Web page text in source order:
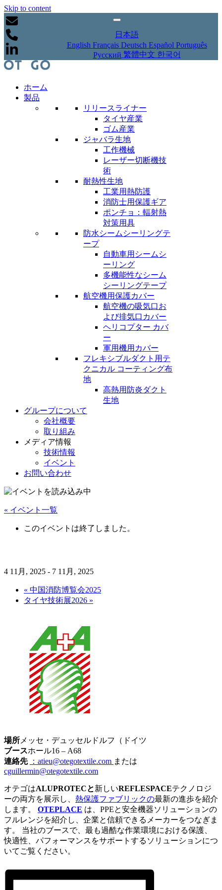
Skip to content
日本語
English Français Deutsch Español Português
Русский 繁體中文 한국어
ホーム
製品
リリースライナー
タイヤ産業
ゴム産業
ジャバラ生地
工作機械
レーザー切断機技
術
耐熱性生地
工業用熱防護
消防士用保護ギア
ポンチョ：輻射熱
対策用具
防水シームシーリングテ
ープ
自動車用シームシ
ーリング
多機能性なシーム
シーリングテープ
航空機用保護カバー
航空機の吸気口お
よび排気口カバー
ヘリコプター カバ
ー
軍用機用カバー
フレキシブルダクト用テ
クニカル コーティング布
地
高熱用防炎ダクト
生地
グループについて
会社概要
取り組み
メディア情報
技術情報
イベント
お問い合わせ
« イベント一覧
このイベントは終了しました。
4 11月, 2025 - 7 11月, 2025
« 中国消防博覧会2025
タイヤ技術展2026 »
場所 メッセ・デュッセルドルフ（ドイツ
ブースホール16 – A68
連絡先
：atieu@otegotextile.com または
cguillermin@otegotextile.com
オテゴはALUPROTECと新しいREFLESPACEテクノロジ
ーの両方を展示し、 熱保護ファブリックの最新の進歩を紹介
します。 OTEPLACE は、PPEと安全機器ソリューションの
フルレンジを紹介し、企業と信頼できるメーカーをつなぎま
す。 当社のブースで、最も過酷な作業環境における保護、
快適性、パフォーマンスをサポートするソリューションにつ
いてご覧ください。